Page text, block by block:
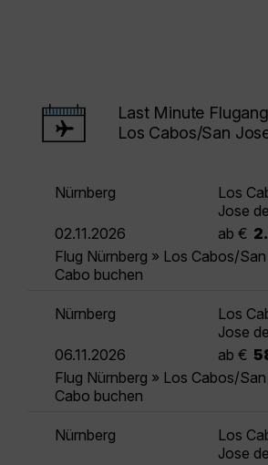
Last Minute
Los Cabos/San
Nürnberg
Los
Jose
02.11.2026
ab €
Flug Nürnberg » Los Cabos/
Cabo buchen
Nürnberg
Los
Jose
06.11.2026
ab €
Flug Nürnberg » Los Cabos/
Cabo buchen
Nürnberg
Los
Jose